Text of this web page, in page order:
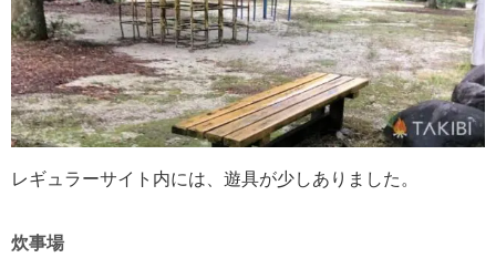
レギュラーサイト内には、遊具が少しありました。
炊事場